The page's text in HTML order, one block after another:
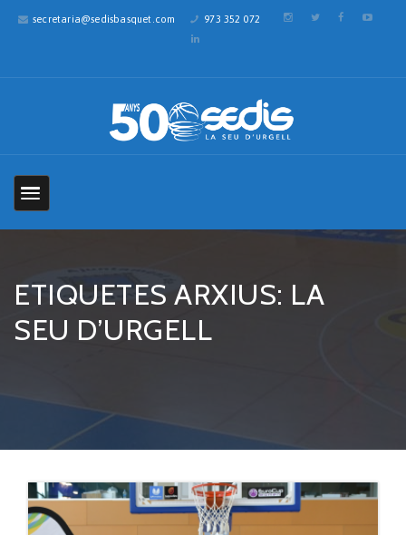
secretaria@sedisbasquet.com 973 352 072
ETIQUETES ARXIUS: LA
SEU D’URGELL